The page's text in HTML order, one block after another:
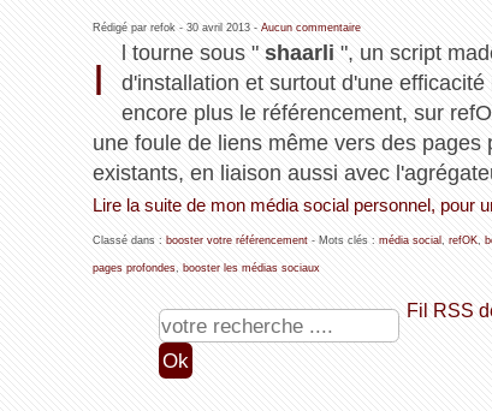
Rédigé par refok - 30 avril 2013- Aucun commentaire
I
l tourne sous " shaarli ", un script
d'installation et surtout d'une
encore plus le référencement, sur
une foule de liens même vers des
existants, en liaison aussi avec
Lire la suite de mon média social personnel, pour
Classé dans : booster votre référencement- Mots clés : média social , refOK,
pages profondes, booster les médias sociaux
Fil RSS